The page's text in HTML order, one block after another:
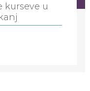
kurseve u